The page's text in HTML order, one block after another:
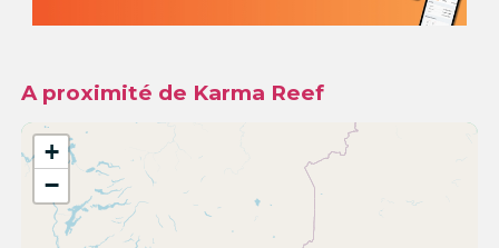
A proximité de Karma Reef
+
−